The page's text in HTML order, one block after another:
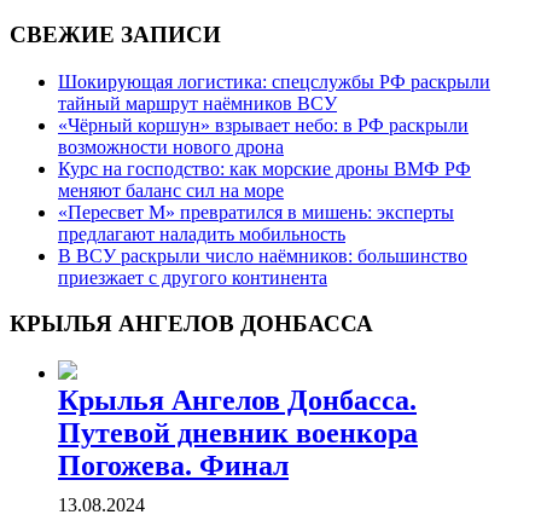
СВЕЖИЕ ЗАПИСИ
Шокирующая логистика: спецслужбы РФ раскрыли
тайный маршрут наёмников ВСУ
«Чёрный коршун» взрывает небо: в РФ раскрыли
возможности нового дрона
Курс на господство: как морские дроны ВМФ РФ
меняют баланс сил на море
«Пересвет М» превратился в мишень: эксперты
предлагают наладить мобильность
В ВСУ раскрыли число наёмников: большинство
приезжает с другого континента
КРЫЛЬЯ АНГЕЛОВ ДОНБАССА
Крылья Ангелов Донбасса.
Путевой дневник военкора
Погожева. Финал
13.08.2024